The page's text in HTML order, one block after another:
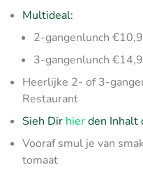
Multideal:
2-gangenlunch
3-gangenlunch
Heerlijke 2- of 3-
Restaurant
Sieh Dir hierden Inhalt
Vooraf smul je van
tomaat